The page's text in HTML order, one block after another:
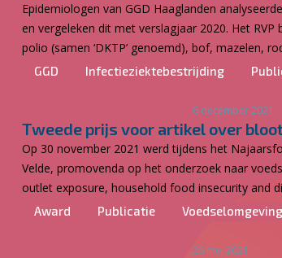
Epidemiologen van GGD Haaglanden
en vergeleken dit met verslagjaar 2020. Het
polio (samen ‘DKTP’ genoemd), bof, mazelen,
GGD Infectieziektebestrijding
6 december 2021
Tweede prijs voor artikel over
Op 30 november 2021 werd tijdens het
Velde, promovenda op het onderzoek naar
outlet exposure, household food insecurity and
Award Publicatie Voedselomgeving
26 mei 2021